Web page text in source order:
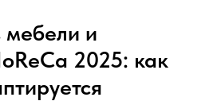
мебели и
2025: как